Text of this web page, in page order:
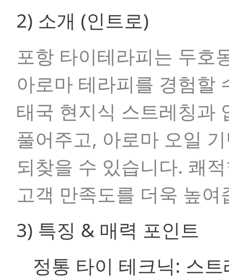
2) 소개 (인트로)
포항 타이테라피는 두호
아로마 테라피를 경험할
태국 현지식 스트레칭과
풀어주고, 아로마 오일
되찾을 수 있습니다. 쾌
고객 만족도를 더욱 높여
3) 특징 & 매력 포인트
정통 타이 테크닉: 스